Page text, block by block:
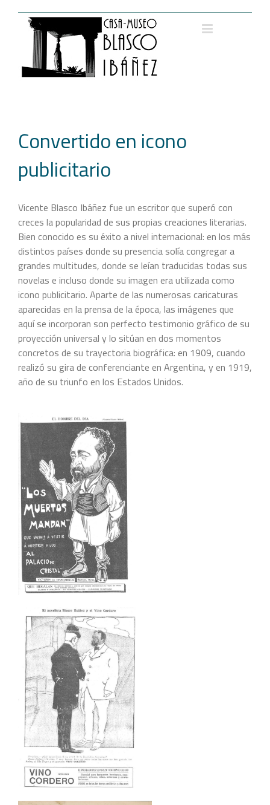
contenido
Convertido en icono
publicitario
Vicente Blasco Ibáñez fue un escritor que superó con
creces la popularidad de sus propias creaciones literarias.
Bien conocido es su éxito a nivel internacional: en los más
distintos países donde su presencia solía congregar a
grandes multitudes, donde se leían traducidas todas sus
novelas e incluso donde su imagen era utilizada como
icono publicitario. Aparte de las numerosas caricaturas
aparecidas en la prensa de la época, las imágenes que
aquí se incorporan son perfecto testimonio gráfico de su
proyección universal y lo sitúan en dos momentos
concretos de su trayectoria biográfica: en 1909, cuando
realizó su gira de conferenciante en Argentina, y en 1919,
año de su triunfo en los Estados Unidos.